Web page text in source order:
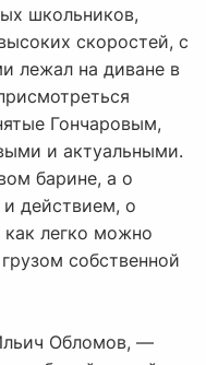
школьников,
скоростей, с
лежал на диване в
Гончаровым,
и актуальными.
барине, а о
действием, о
легко можно
собственной
Обломов, —